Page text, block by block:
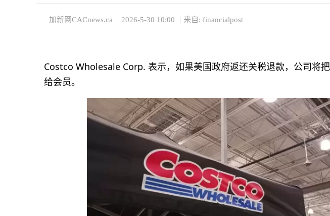
新
网
加新网CACnews.ca | 2026-5-30 10:00 | 来自: financialpost
Costco Wholesale Corp. 表示，如果美国政府返还关税退款，公司将
给会员。